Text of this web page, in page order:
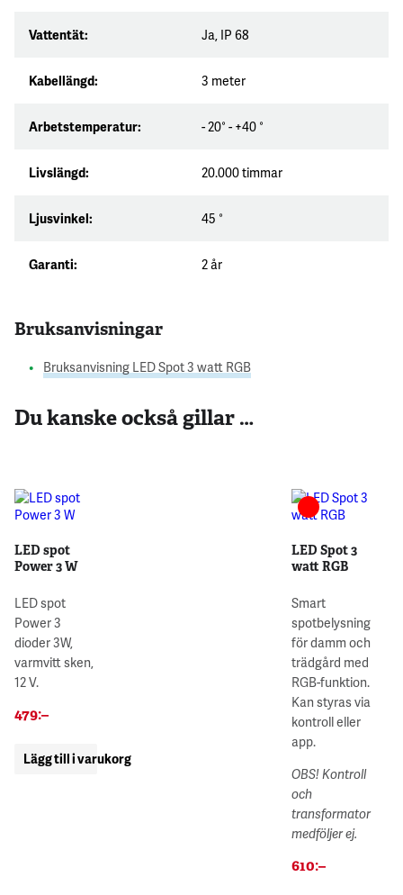
Vattentät: Ja, IP 68
Kabellängd: 3 meter
Arbetstemperatur: - 20° - +40 °
Livslängd: 20.000 timmar
Ljusvinkel: 45 °
Garanti: 2 år
Bruksanvisningar
Bruksanvisning LED Spot 3 watt RGB
Du kanske också gillar …
LED spot
Power 3 W
LED spot
Power 3
dioder 3W,
varmvitt sken,
12 V.
479:–
Lägg till i varukorg
LED Spot 3
watt RGB
Smart
spotbelysning
för damm och
trädgård med
RGB-funktion.
Kan styras via
kontroll eller
app.
OBS! Kontroll
och
transformator
medföljer ej.
610:–